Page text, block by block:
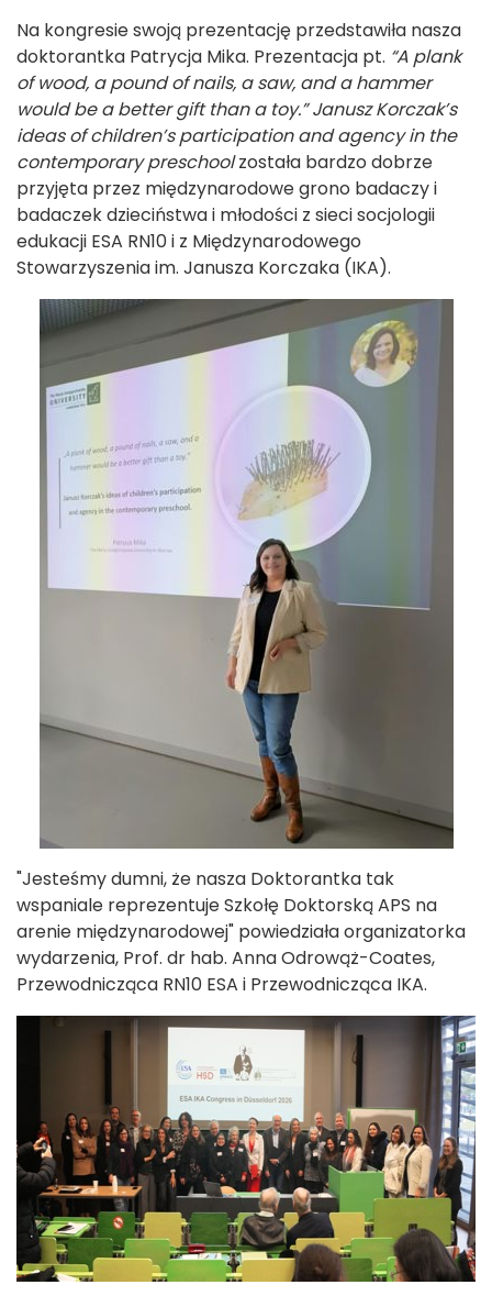
Na kongresie swoją prezentację przedstawiła nasza
doktorantka Patrycja Mika. Prezentacja pt. “A plank
of wood, a pound of nails, a saw, and a hammer
would be a better gift than a toy.” Janusz Korczak’s
ideas of children’s participation and agency in the
contemporary preschoolzostała bardzo dobrze
przyjęta przez międzynarodowe grono badaczy i
badaczek dzieciństwa i młodości z sieci socjologii
edukacji ESA RN10 i z Międzynarodowego
Stowarzyszenia im. Janusza Korczaka (IKA).
"Jesteśmy dumni, że nasza Doktorantka tak
wspaniale reprezentuje Szkołę Doktorską APS na
arenie międzynarodowej" powiedziała organizatorka
wydarzenia, Prof. dr hab. Anna Odrowąż-Coates,
Przewodnicząca RN10 ESA i Przewodnicząca IKA.